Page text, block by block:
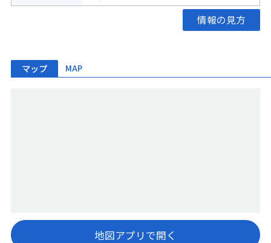
情報の見方
マップ MAP
地図アプリで開く